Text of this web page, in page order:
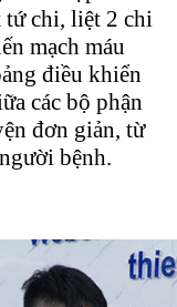
tứ chi, liệt 2 chi
mạch máu
điều khiển
các bộ phận
đơn giản, từ
bệnh.